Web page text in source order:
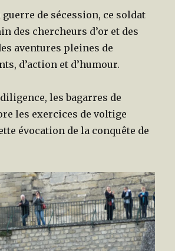
de sécession, ce soldat
des chercheurs d’or et des
aventures pleines de
d’action et d’humour.
diligence, les bagarres de
les exercices de voltige
évocation de la conquête de